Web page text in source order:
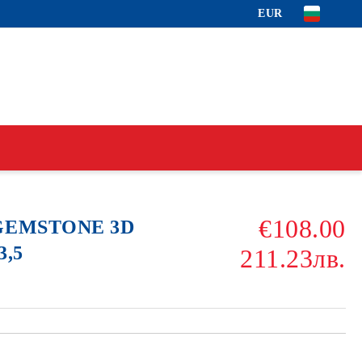
EUR
3D
€108.00
211.23лв.